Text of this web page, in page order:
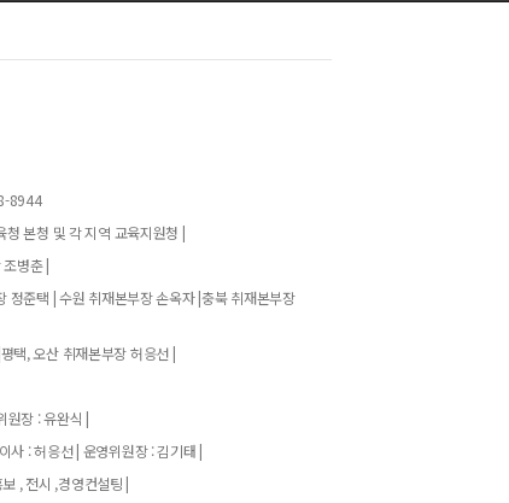
8944
본청 및 각 지역 교육지원청 |
병춘 |
정준택 | 수원 취재본부장 손옥자 |충북 취재본부장
택, 오산 취재본부장 허응선 |
원장 : 유완식 |
사 : 허응선 | 운영위원장 : 김기태 |
, 전시 ,경영컨설팅 |